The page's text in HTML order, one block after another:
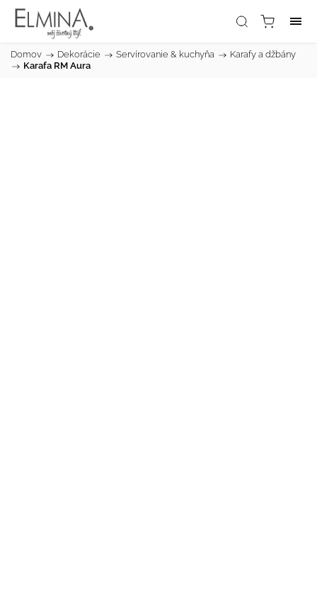
Domov / Dekorácie / Servírovanie & kuchyňa /
Karafy a džbány
/
Karafa RM Aura